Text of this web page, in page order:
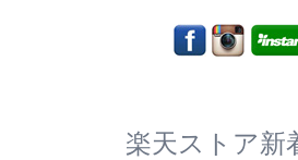
楽天ストア新